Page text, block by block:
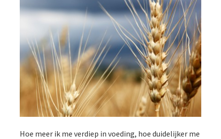
Hoe meer ik me verdiep in voeding, hoe duidelijker me